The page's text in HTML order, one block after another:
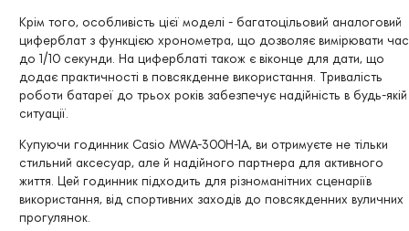
Крім того, особливість цієї моделі - багатоцільовий аналоговий
циферблат з функцією хронометра, що дозволяє вимірювати час
до 1/10 секунди. На циферблаті також є віконце для дати, що
додає практичності в повсякденне використання. Тривалість
роботи батареї до трьох років забезпечує надійність в будь-якій
ситуації.
Купуючи годинник Casio MWA-300H-1A, ви отримуєте не тільки
стильний аксесуар, але й надійного партнера для активного
життя. Цей годинник підходить для різноманітних сценаріїв
використання, від спортивних заходів до повсякденних вуличних
прогулянок.